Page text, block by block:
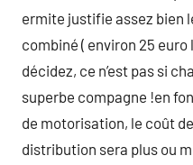
ermite justifie assez bien
combiné ( environ 25 euro
décidez, ce n’est pas si
superbe compagne !en
de motorisation, le coût
distribution sera plus ou